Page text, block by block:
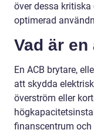
över dessa
optimerad
Vad är
En ACB brytare,
att skydda
överström eller
finanscentrum